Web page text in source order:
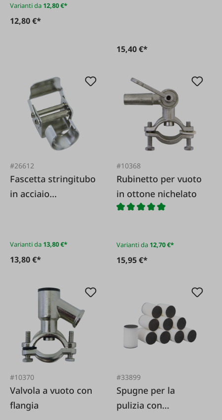
Varianti da 12,80 €*
12,80 €*
15,40 €*
#26612
Fascetta stringitubo
in acciaio
Varianti da 13,80 €*
13,80 €*
#10368
Rubinetto per vuoto
in ottone nichelato
Varianti da 12,70 €*
15,95 €*
#10370
Valvola a vuoto con
flangia
#33899
Spugne per la
pulizia con